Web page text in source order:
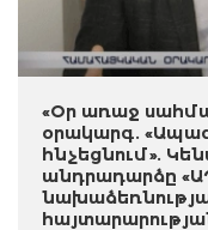
«Օր առաջ
օրակարգ.
հնչեցնում».
անդրադարձը